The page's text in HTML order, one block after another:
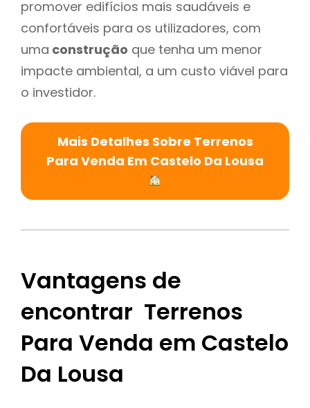
promover edifícios mais saudáveis e
confortáveis para os utilizadores, com
uma construção que tenha um menor
impacte ambiental, a um custo viável para
o investidor.
Mais Detalhes Sobre Terrenos
Para Venda Em Castelo Da Lousa
Vantagens de
encontrar Terrenos
Para Venda em Castelo
Da Lousa